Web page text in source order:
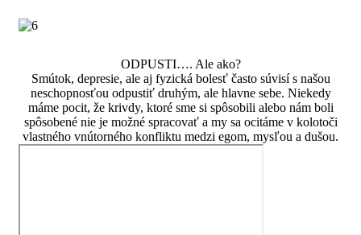
ODPUSTI…. Ale ako?
Smútok, depresie, ale aj fyzická bolesť často súvisí s našou
neschopnosťou odpustiť druhým, ale hlavne sebe. Niekedy
máme pocit, že krivdy, ktoré sme si spôsobili alebo nám boli
spôsobené nie je možné spracovať a my sa ocitáme v kolotoči
vlastného vnútorného konfliktu medzi egom, mysľou a dušou.